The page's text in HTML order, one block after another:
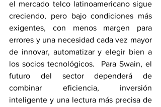
el mercado telco latinoamericano sigue
creciendo, pero bajo condiciones más
exigentes, con menos margen para
errores y una necesidad cada vez mayor
de innovar, automatizar y elegir bien a
los socios tecnológicos.  Para Swain, el
futuro del sector dependerá de
combinar eficiencia, inversión
inteligente y una lectura más precisa de